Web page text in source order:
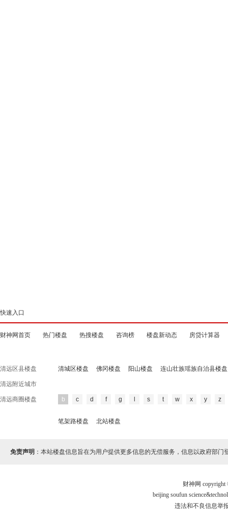
快速入口
财神网首页 热门楼盘 热搜楼盘 咨询榜 楼盘新动态 房贷计算器
清远区县楼盘 清城区楼盘 佛冈楼盘 阳山楼盘 连山壮族瑶族自治县楼盘
清远附近城市
清远商圈楼盘 b c d f g s t w x y z
笔架路楼盘 北站楼盘
免责声明 ：本站楼盘信息旨在为用户提供更多信息的无偿服务，信息以政府部门
财神网
beijing soufun
违法和不良信息举